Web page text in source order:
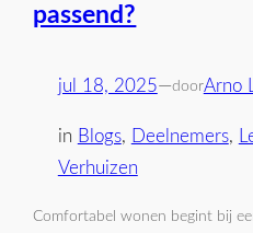
passend?
jul 18, 2025—doorArno
in Blogs, Deelnemers,
Verhuizen
Comfortabel wonen begint bij